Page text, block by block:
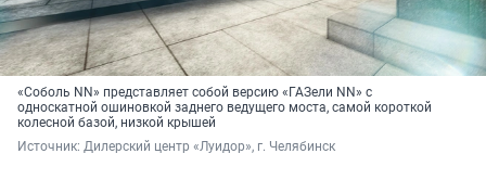
«Соболь NN» представляет собой версию «ГАЗели NN» с
односкатной ошиновкой заднего ведущего моста, самой короткой
колесной базой, низкой крышей
Источник: Дилерский центр «Луидор», г. Челябинск